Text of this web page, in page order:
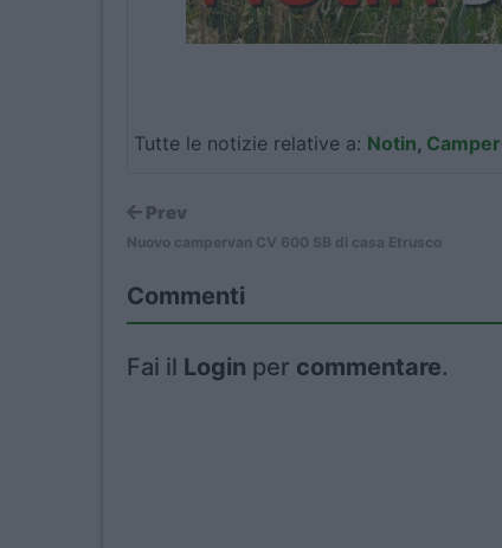
Tutte le notizie relative a: Notin,
Prev
Nuovo campervan CV 600 SB di casa Etrusco
Commenti
Fai il Login per commentare.